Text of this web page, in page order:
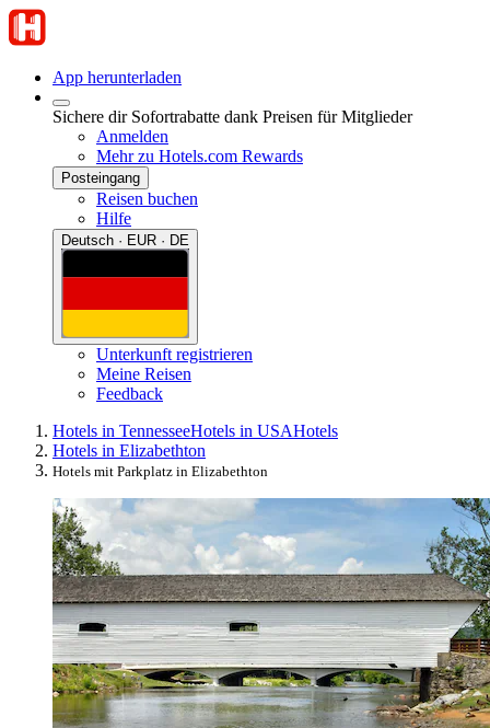
App herunterladen
Sichere dir Sofortrabatte dank Preisen für Mitglieder
Anmelden
Mehr zu Hotels.com Rewards
Posteingang
Reisen buchen
Hilfe
Deutsch · EUR · DE
Unterkunft registrieren
Meine Reisen
Feedback
Hotels in TennesseeHotels in USAHotels
Hotels in Elizabethton
Hotels mit Parkplatz in Elizabethton